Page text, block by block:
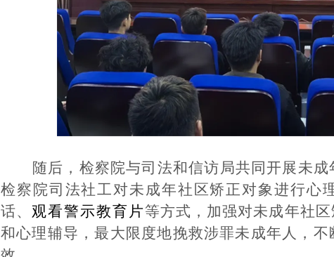
随后，检察院与司法和信访局共同开展未
检察院司法社工对未成年社区矫正对象进行心
话、 观看警示教育片等方式，加强对未成年社
和心理辅导，最大限度地挽救涉罪未成年人，